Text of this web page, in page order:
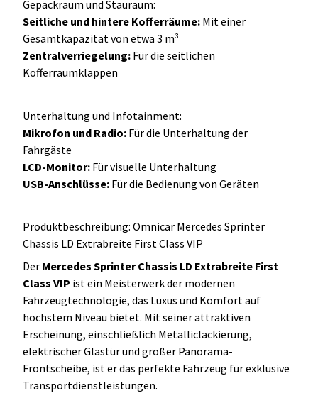
Gepäckraum und Stauraum:
Seitliche und hintere Kofferräume: Mit einer
Gesamtkapazität von etwa 3 m³
Zentralverriegelung: Für die seitlichen
Kofferraumklappen
Unterhaltung und Infotainment:
Mikrofon und Radio: Für die Unterhaltung der
Fahrgäste
LCD-Monitor: Für visuelle Unterhaltung
USB-Anschlüsse: Für die Bedienung von Geräten
Produktbeschreibung: Omnicar Mercedes Sprinter
Chassis LD Extrabreite First Class VIP
Der Mercedes Sprinter Chassis LD Extrabreite First
Class VIP ist ein Meisterwerk der modernen
Fahrzeugtechnologie, das Luxus und Komfort auf
höchstem Niveau bietet. Mit seiner attraktiven
Erscheinung, einschließlich Metalliclackierung,
elektrischer Glastür und großer Panorama-
Frontscheibe, ist er das perfekte Fahrzeug für exklusive
Transportdienstleistungen.